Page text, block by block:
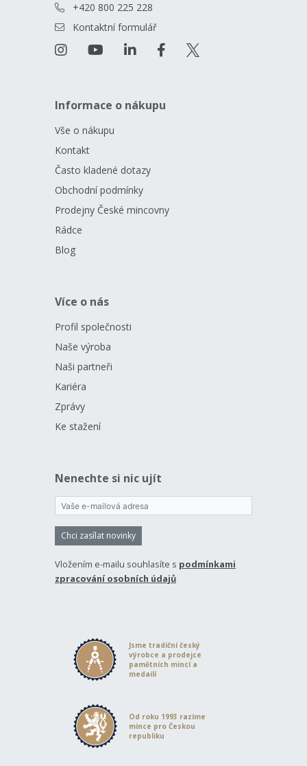
+420 800 225 228
Kontaktní formulář
Informace o nákupu
Vše o nákupu
Kontakt
Často kladené dotazy
Obchodní podmínky
Prodejny České mincovny
Rádce
Blog
Více o nás
Profil společnosti
Naše výroba
Naši partneři
Kariéra
Zprávy
Ke stažení
Nenechte si nic ujít
Chci zasílat novinky
Vložením e-mailu souhlasíte s podmínkami
zpracování osobních údajů
Jsme tradiční český
výrobce a prodejce
pamětních mincí a
medailí
Od roku 1993 razíme
mince pro Českou
republiku